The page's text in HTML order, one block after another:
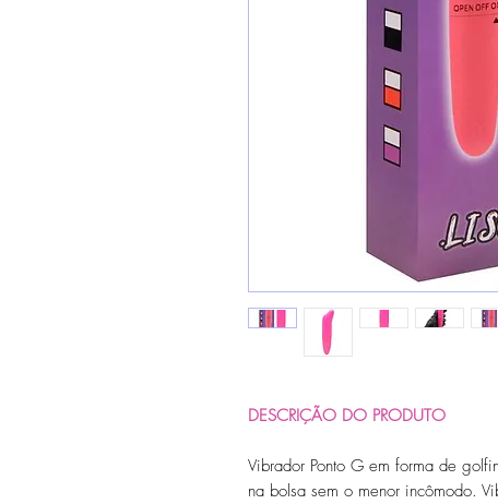
DESCRIÇÃO DO PRODUTO
Vibrador Ponto G em forma de
na bolsa sem o menor incômodo.